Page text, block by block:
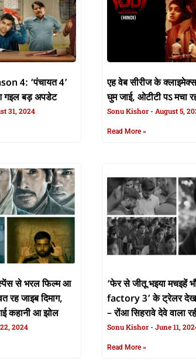
4: ‘पंचायत 4’
गइल बड़ अपडेट
31, 2024
एह वेब सीरीज के
घुम जाई, ओटीटी पऽ मचा
Sonu Kishor August 5,
Read More »
से भरल फिल्म आ
रह जाइब दिमाग,
कहानी आ झोल
2024
‘फेर से जीतू भइया मचइहें
factory 3’ के ट्रेलर
– रोंआ सिहरावे देवे वाला
Sonu Kishor June 11,
Read More »